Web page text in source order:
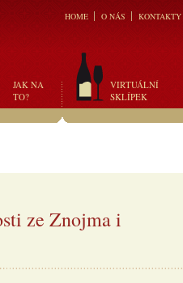
HOME O NÁS KONTAKTY
JAK NA
TO?
VIRTUÁLNÍ
SKLÍPEK
ze Znojma i